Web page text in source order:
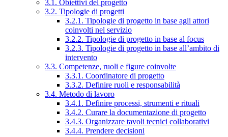
3.1. Obiettivi del progetto
3.2. Tipologie di progetti
3.2.1. Tipologie di progetto in base agli attori
coinvolti nel servizio
3.2.2. Tipologie di progetto in base al focus
3.2.3. Tipologie di progetto in base all’ambito di
intervento
3.3. Competenze, ruoli e figure coinvolte
3.3.1. Coordinatore di progetto
3.3.2. Definire ruoli e responsabilità
3.4. Metodo di lavoro
3.4.1. Definire processi, strumenti e rituali
3.4.2. Curare la documentazione di progetto
3.4.3. Organizzare tavoli tecnici collaborativi
3.4.4. Prendere decisioni